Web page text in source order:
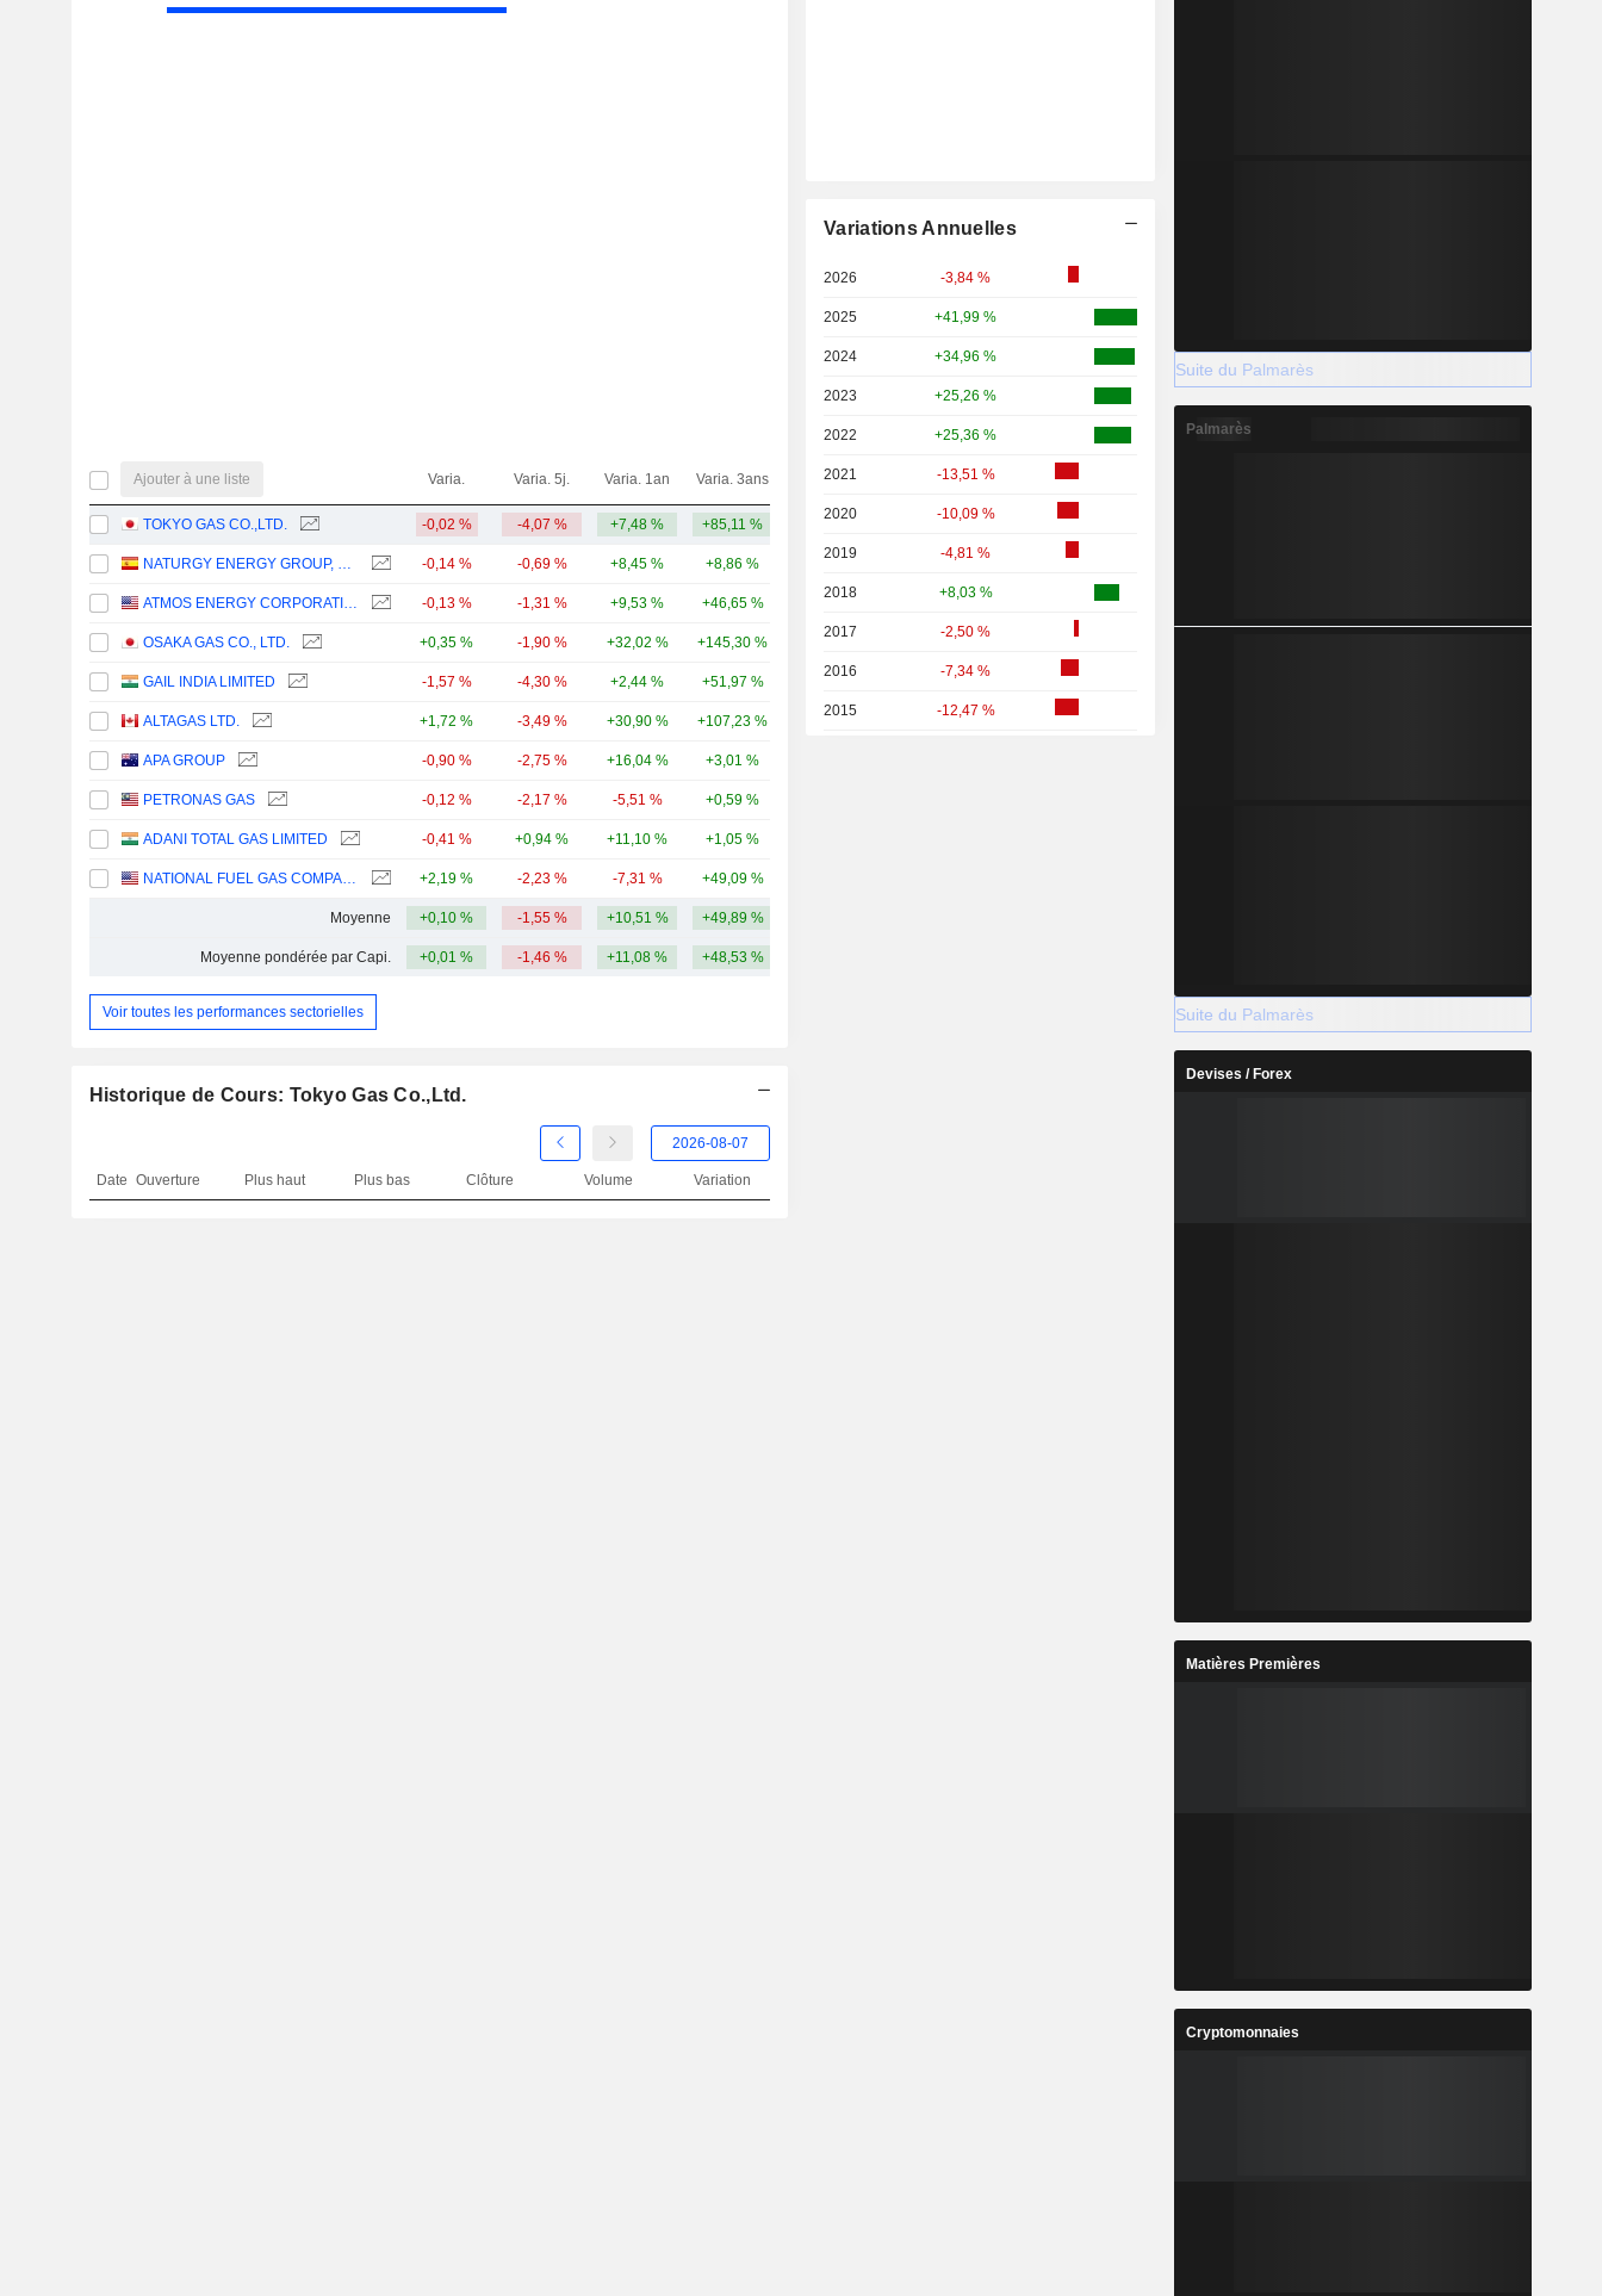
Ajouter à une liste Varia. Varia. 5j. Varia. 1an Varia. 3ans Capi.($)
TOKYO GAS CO.,LTD. -0,02 % -4,07 % +7,48 % +85,11 %
NATURGY ENERGY GROUP, S.A. -0,14 % -0,69 % +8,45 % +8,86 %
ATMOS ENERGY CORPORATION -0,13 % -1,31 % +9,53 % +46,65 %
OSAKA GAS CO., LTD. +0,35 % -1,90 % +32,02 % +145,30 %
GAIL INDIA LIMITED -1,57 % -4,30 % +2,44 % +51,97 %
ALTAGAS LTD. +1,72 % -3,49 % +30,90 % +107,23 %
APA GROUP -0,90 % -2,75 % +16,04 % +3,01 %
PETRONAS GAS -0,12 % -2,17 % -5,51 % +0,59 %
ADANI TOTAL GAS LIMITED -0,41 % +0,94 % +11,10 % +1,05 %
NATIONAL FUEL GAS COMPANY +2,19 % -2,23 % -7,31 % +49,09 %
Moyenne +0,10 % -1,55 % +10,51 % +49,89 %
Moyenne pondérée par Capi. +0,01 % -1,46 % +11,08 % +48,53 %
Voir toutes les performances sectorielles
Historique de Cours: Tokyo Gas Co.,Ltd.
Date Ouverture Plus haut Plus bas Clôture Volume Variation
Variations Annuelles
2026 -3,84 %
2025 +41,99 %
2024 +34,96 %
2023 +25,26 %
2022 +25,36 %
2021 -13,51 %
2020 -10,09 %
2019 -4,81 %
2018 +8,03 %
2017 -2,50 %
2016 -7,34 %
2015 -12,47 %
Suite du Palmarès
Palmarès
Suite du Palmarès
Devises / Forex
Matières Premières
Cryptomonnaies